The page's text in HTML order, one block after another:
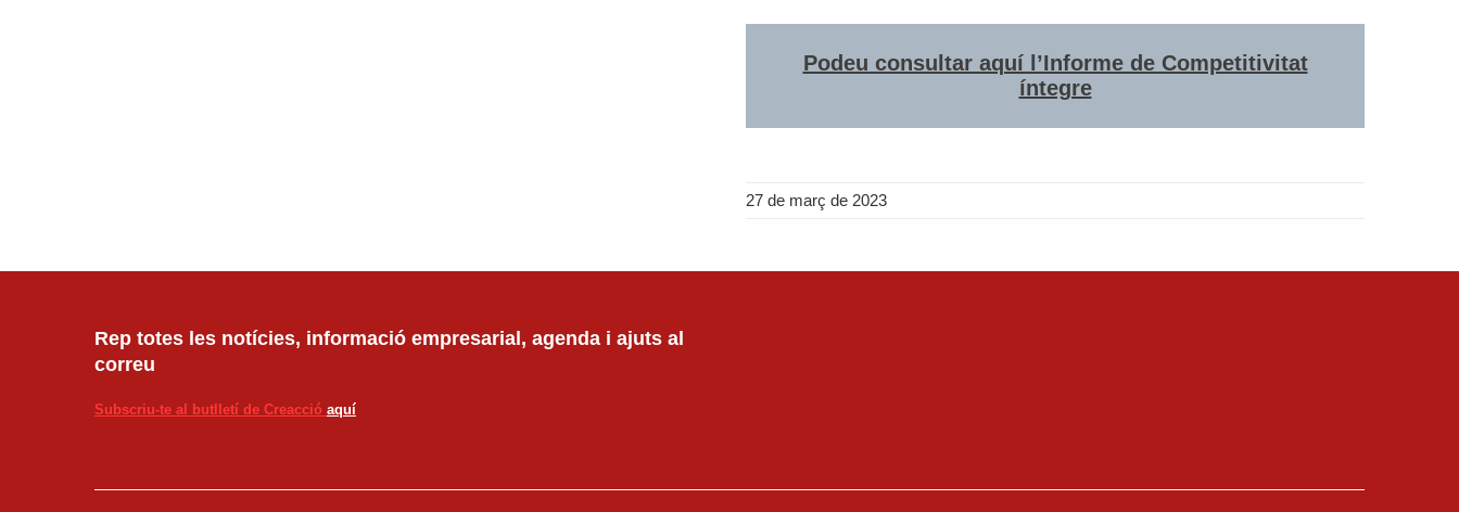
Podeu consultar aquí l’Informe de Competitivitat
íntegre
27 de març de 2023
Rep totes les notícies, informació empresarial, agenda i ajuts al
correu
Subscriu-te al butlletí de Creacció aquí